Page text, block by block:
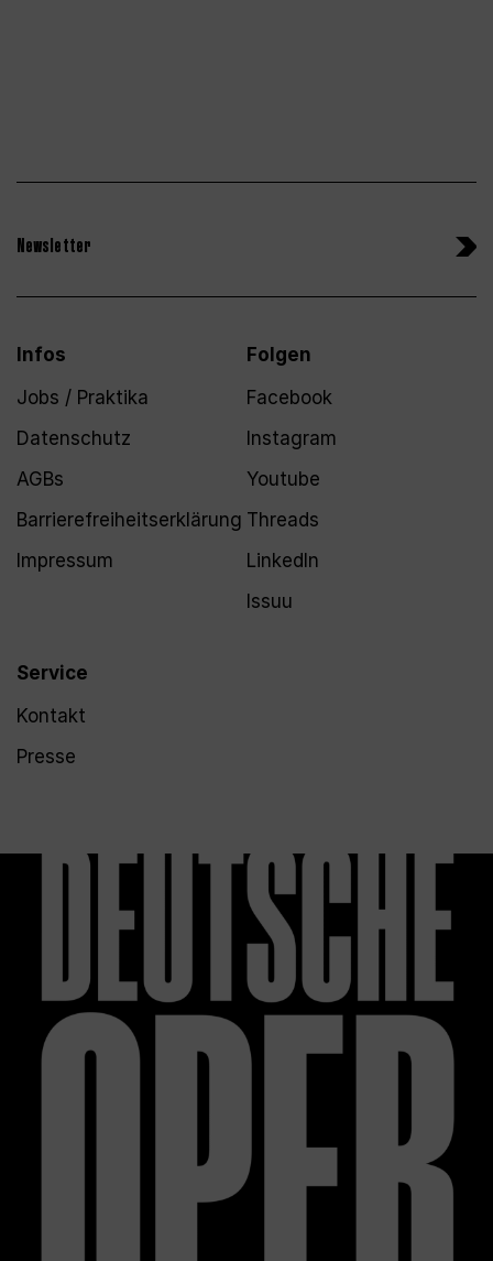
Newsletter
Infos
Jobs / Praktika
Datenschutz
AGBs
Barrierefreiheitserklärung
Impressum
Service
Kontakt
Presse
Folgen
Facebook
Instagram
Youtube
Threads
LinkedIn
Issuu